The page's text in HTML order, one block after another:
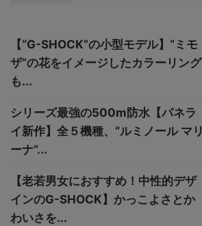
【“G-SHOCK”の小型モデル】“ミモ
ザ”の花をイメージしたカラーリング
も...
シリーズ最強の500m防水【パネラ
イ新作】全５機種、“ルミノール マリ
ーナ”...
【老若男女におすすめ！中性的デザ
インのG-SHOCK】かっこよさとか
わいさを...